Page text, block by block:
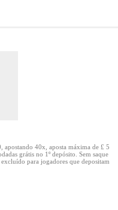
40x, aposta máxima de £ 5
grátis no 1º depósito. Sem saque
para jogadores que depositam